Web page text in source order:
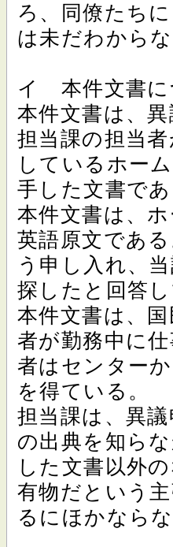
ろ、同僚たち
は未だわから
イ 本件文書に
本件文書は、
担当課の担当
しているホー
手した文書で
本件文書は、
英語原文であ
う申し入れ、
探したと回答
本件文書は、
者が勤務中に
者はセンター
を得ている。
担当課は、異
の出典を知ら
した文書以外
有物だという
るにほかなら